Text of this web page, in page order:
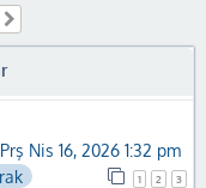
Prş Nis 16, 2026 1:32 pm
1 2 3